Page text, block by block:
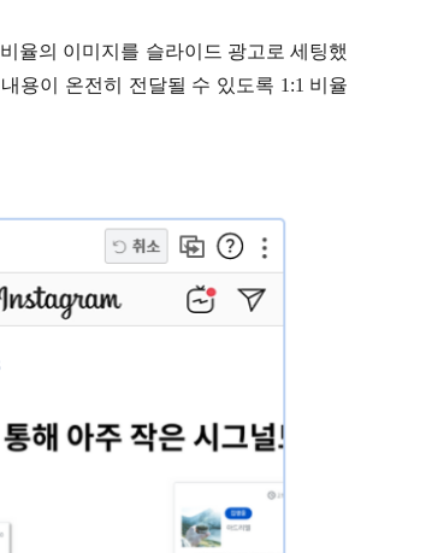
율의 이미지를 슬라이드 광고로 세팅했
용이 온전히 전달될 수 있도록 1:1 비율